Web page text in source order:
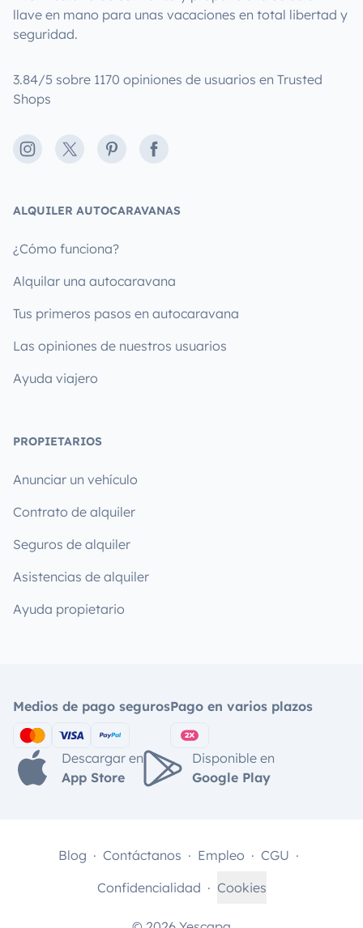
llave en mano para unas vacaciones en total libertad y
seguridad.
3.84/5 sobre 1170 opiniones de usuarios en Trusted
Shops
Instagram
X PinterestFacebook
ALQUILER AUTOCARAVANAS
¿Cómo funciona?
Alquilar una autocaravana
Tus primeros pasos en autocaravana
Las opiniones de nuestros usuarios
Ayuda viajero
PROPIETARIOS
Anunciar un vehículo
Contrato de alquiler
Seguros de alquiler
Asistencias de alquiler
Ayuda propietario
Medios de pago segurosPago en varios plazos
Descargar en
App Store
Disponible en
Google Play
Blog Contáctanos Empleo
CGU
Confidencialidad
Cookies